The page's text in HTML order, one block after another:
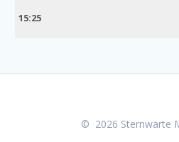
15:25
© 2026 Sternwarte